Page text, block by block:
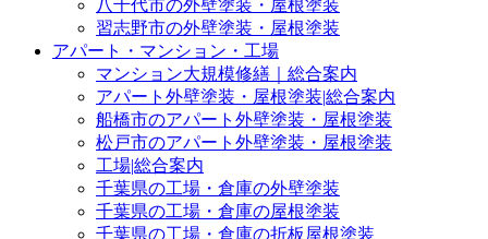
八千代市の外壁塗装・屋根塗装
習志野市の外壁塗装・屋根塗装
アパート・マンション・工場
マンション大規模修繕｜総合案内
アパート外壁塗装・屋根塗装|総合案内
船橋市のアパート外壁塗装・屋根塗装
松戸市のアパート外壁塗装・屋根塗装
工場|総合案内
千葉県の工場・倉庫の外壁塗装
千葉県の工場・倉庫の屋根塗装
千葉県の工場・倉庫の折板屋根塗装